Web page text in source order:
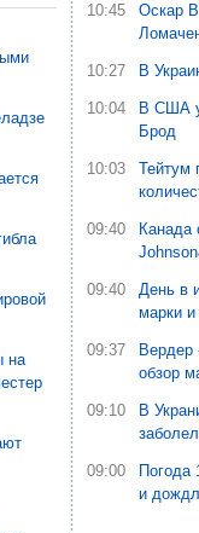
на
10:45
Оскар
10:27 В
10:04
В США
Брод
10:03
Тейтум
09:40
Канада
09:40
День в
марки и
09:37
Вердер
обзор
09:10
В
09:00
Погода
и